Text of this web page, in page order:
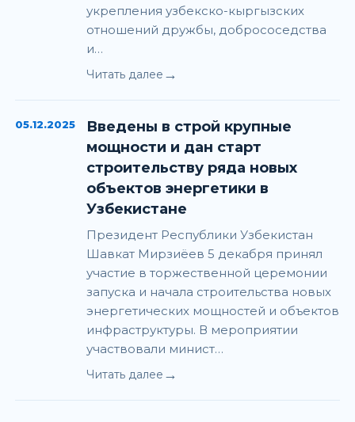
укрепления узбекско-кыргызских
отношений дружбы, добрососедства
и…
Читать далее →
05.12.2025
Введены в строй крупные
мощности и дан старт
строительству ряда новых
объектов энергетики в
Узбекистане
Президент Республики Узбекистан
Шавкат Мирзиёев 5 декабря принял
участие в торжественной церемонии
запуска и начала строительства новых
энергетических мощностей и объектов
инфраструктуры. В мероприятии
участвовали минист…
Читать далее →